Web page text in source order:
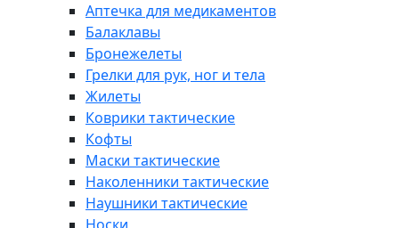
Аптечка для медикаментов
Балаклавы
Бронежелеты
Грелки для рук, ног и тела
Жилеты
Коврики тактические
Кофты
Маски тактические
Наколенники тактические
Наушники тактические